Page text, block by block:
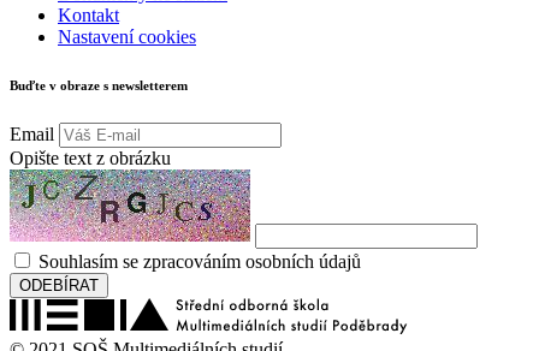
Kontakt
Nastavení cookies
Buďte v obraze s newsletterem
Email
Opište text z obrázku
Souhlasím se zpracováním osobních údajů
ODEBÍRAT